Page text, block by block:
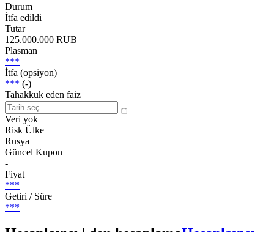
Durum
İtfa edildi
Tutar
125.000.000 RUB
Plasman
***
İtfa (opsiyon)
*** (-)
Tahakkuk eden faiz
Veri yok
Risk Ülke
Rusya
Güncel Kupon
-
Fiyat
***
Getiri / Süre
***